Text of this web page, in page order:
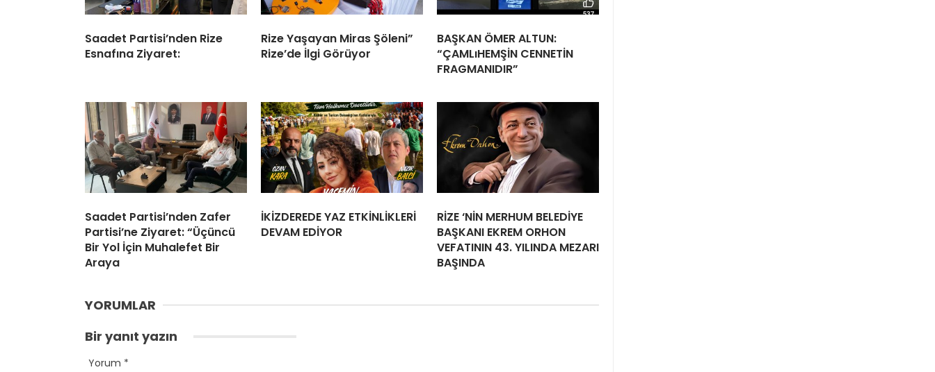
Saadet Partisi’nden Rize
Esnafına Ziyaret:
Rize Yaşayan Miras Şöleni”
Rize’de İlgi Görüyor
BAŞKAN ÖMER ALTUN:
“ÇAMLıHEMŞİN CENNETİN
FRAGMANIDIR”
Saadet Partisi’nden Zafer
Partisi’ne Ziyaret: “Üçüncü
Bir Yol İçin Muhalefet Bir
Araya
İKİZDEREDE YAZ ETKİNLİKLERİ
DEVAM EDİYOR
RİZE ‘NİN MERHUM BELEDİYE
BAŞKANI EKREM ORHON
VEFATININ 43. YILINDA MEZARI
BAŞINDA
YORUMLAR
Bir yanıt yazın
Yorum *